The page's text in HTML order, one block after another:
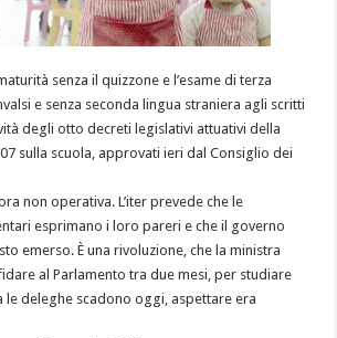
senza il quizzone e l’esame di terza
e senza seconda lingua straniera agli scritti
degli otto decreti legislativi attuativi della
sulla scuola, approvati ieri dal Consiglio dei
non operativa. L’iter prevede che le
esprimano i loro pareri e che il governo
emerso. È una rivoluzione, che la ministra
al Parlamento tra due mesi, per studiare
le deleghe scadono oggi, aspettare era